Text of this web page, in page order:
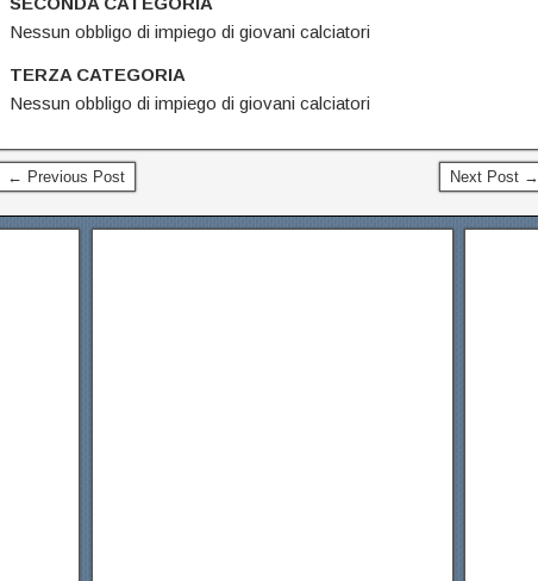
Nessun obbligo di impiego di giovani calciatori
TERZA CATEGORIA
Nessun obbligo di impiego di giovani calciatori
← Previous Post Next Post →